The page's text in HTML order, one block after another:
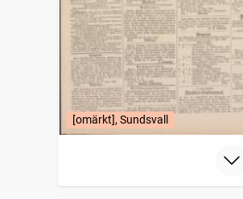
[omärkt], Sundsvall